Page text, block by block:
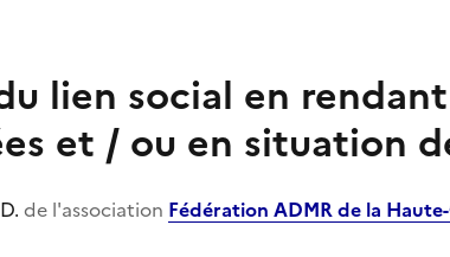
lien social en
et / ou en situation
de l'association Fédération ADMR de la